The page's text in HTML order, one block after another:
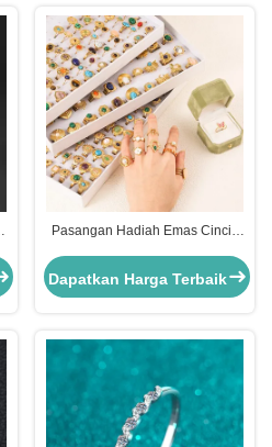
Pasangan Hadiah Emas Cincin
Jari cincin bebas noda
Dapatkan Harga Terbaik